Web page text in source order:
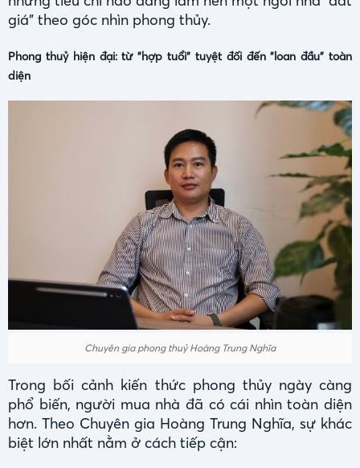
giá” theo góc nhìn phong thủy.
Phong thuỷ hiện đại: từ "hợp tuổi" tuyệt đối đến "loan đầu" toàn
diện
Chuyên gia phong thuỷ Hoàng Trung Nghĩa
Trong bối cảnh kiến thức phong thủy ngày càng
phổ biến, người mua nhà đã có cái nhìn toàn diện
hơn. Theo Chuyên gia Hoàng Trung Nghĩa, sự khác
biệt lớn nhất nằm ở cách tiếp cận: